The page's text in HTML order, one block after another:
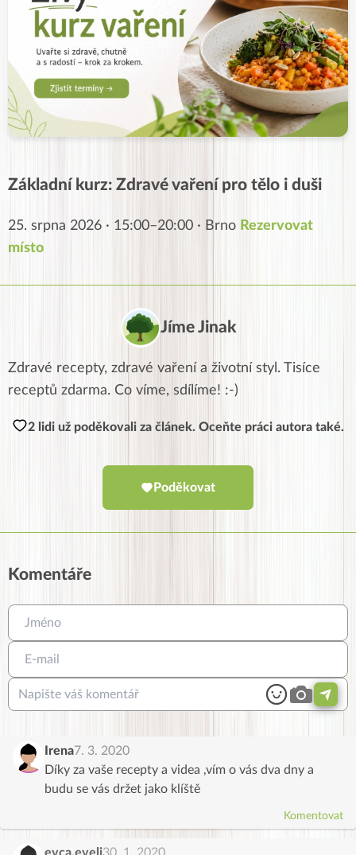
Základní kurz: Zdravé vaření pro tělo i duši
25. srpna 2026 · 15:00–20:00 · Brno Rezervovat
místo
Jíme Jinak
Zdravé recepty, zdravé vaření a životní styl. Tisíce
receptů zdarma. Co víme, sdílíme! :-)
2 lidi už poděkovali za článek. Oceňte práci autora také.
Poděkovat
Komentáře
Irena7. 3. 2020
Díky za vaše recepty a videa ,vím o vás dva dny a
budu se vás držet jako klíště
Komentovat